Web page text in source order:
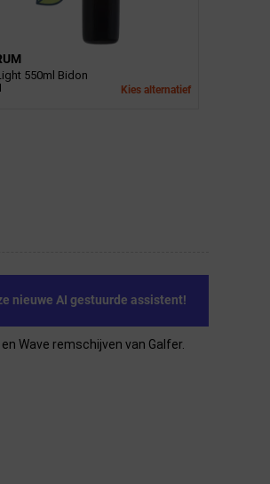
550ml Bidon
Kies alternatief
nieuwe AI gestuurde assistent!
Wave remschijven van Galfer.